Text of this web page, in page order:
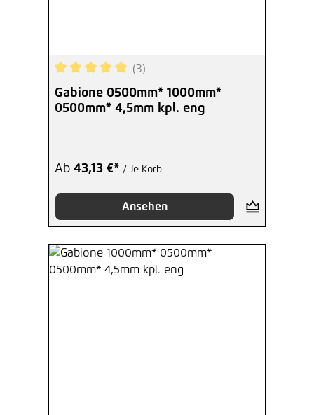
Durchschnittliche Bewertung von 5 von 5
(3)
Gabione 0500mm* 1000mm*
0500mm* 4,5mm kpl. eng
Ab 43,13 €* / Je Korb
Ansehen